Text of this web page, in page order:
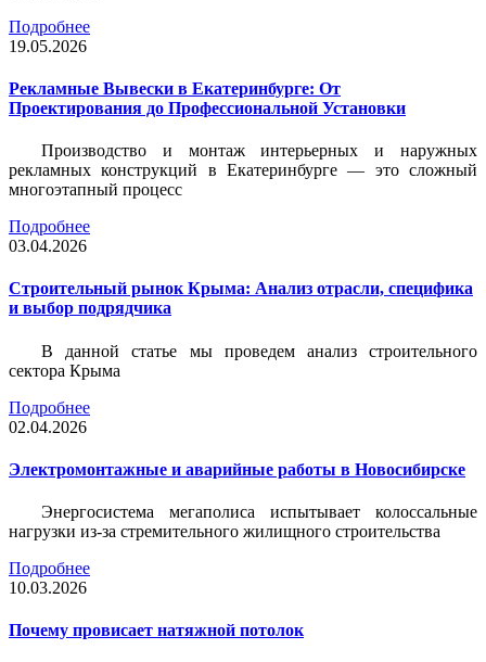
Подробнее
19.05.2026
Рекламные Вывески в Екатеринбурге: От
Проектирования до Профессиональной Установки
Производство и монтаж интерьерных и наружных
рекламных конструкций в Екатеринбурге — это сложный
многоэтапный процесс
Подробнее
03.04.2026
Строительный рынок Крыма: Анализ отрасли, специфика
и выбор подрядчика
В данной статье мы проведем анализ строительного
сектора Крыма
Подробнее
02.04.2026
Электромонтажные и аварийные работы в Новосибирске
Энергосистема мегаполиса испытывает колоссальные
нагрузки из-за стремительного жилищного строительства
Подробнее
10.03.2026
Почему провисает натяжной потолок